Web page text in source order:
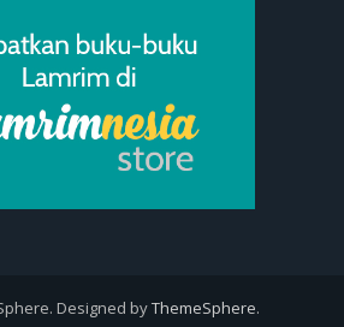
Designed byThemeSphere.